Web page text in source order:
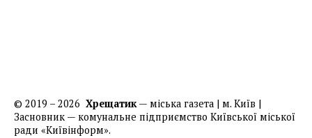
© 2019 – 2026 Хрещатик— міська газета | м. Київ |
Засновник — комунальне підприємство Київської міської
ради «Київінформ».